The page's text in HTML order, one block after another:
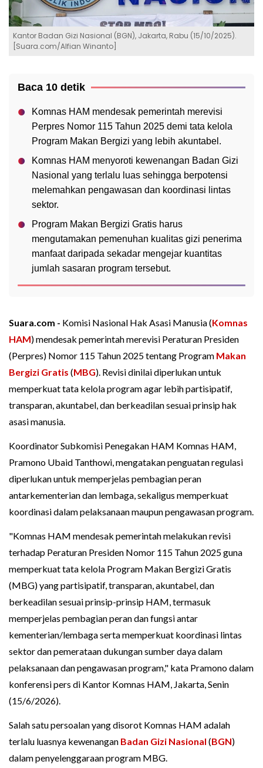
Kantor Badan Gizi Nasional (BGN), Jakarta, Rabu (15/10/2025).
[Suara.com/Alfian Winanto]
Baca 10 detik
Komnas HAM mendesak pemerintah merevisi
Perpres Nomor 115 Tahun 2025 demi tata kelola
Program Makan Bergizi yang lebih akuntabel.
Komnas HAM menyoroti kewenangan Badan Gizi
Nasional yang terlalu luas sehingga berpotensi
melemahkan pengawasan dan koordinasi lintas
sektor.
Program Makan Bergizi Gratis harus
mengutamakan pemenuhan kualitas gizi penerima
manfaat daripada sekadar mengejar kuantitas
jumlah sasaran program tersebut.
Suara.com - Komisi Nasional Hak Asasi Manusia (Komnas
HAM) mendesak pemerintah merevisi Peraturan Presiden
(Perpres) Nomor 115 Tahun 2025 tentang Program Makan
Bergizi Gratis (MBG). Revisi dinilai diperlukan untuk
memperkuat tata kelola program agar lebih partisipatif,
transparan, akuntabel, dan berkeadilan sesuai prinsip hak
asasi manusia.
Koordinator Subkomisi Penegakan HAM Komnas HAM,
Pramono Ubaid Tanthowi, mengatakan penguatan regulasi
diperlukan untuk memperjelas pembagian peran
antarkementerian dan lembaga, sekaligus memperkuat
koordinasi dalam pelaksanaan maupun pengawasan program.
"Komnas HAM mendesak pemerintah melakukan revisi
terhadap Peraturan Presiden Nomor 115 Tahun 2025 guna
memperkuat tata kelola Program Makan Bergizi Gratis
(MBG) yang partisipatif, transparan, akuntabel, dan
berkeadilan sesuai prinsip-prinsip HAM, termasuk
memperjelas pembagian peran dan fungsi antar
kementerian/lembaga serta memperkuat koordinasi lintas
sektor dan pemerataan dukungan sumber daya dalam
pelaksanaan dan pengawasan program," kata Pramono dalam
konferensi pers di Kantor Komnas HAM, Jakarta, Senin
(15/6/2026).
Salah satu persoalan yang disorot Komnas HAM adalah
terlalu luasnya kewenangan Badan Gizi Nasional (BGN)
dalam penyelenggaraan program MBG.